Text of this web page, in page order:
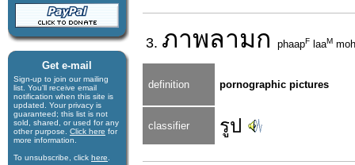
Get e-mail
Sign-up to join our mail­ing
list. You'll receive e­mail
notification when this site is
updated. Your privacy is
guaran­teed; this list is not
sold, shared, or used for any
other purpose. Click here for
more infor­mation.
To unsubscribe, click here
3. ภาพลามก phaapF laaM
definition pornographic pictures
classifier รูป